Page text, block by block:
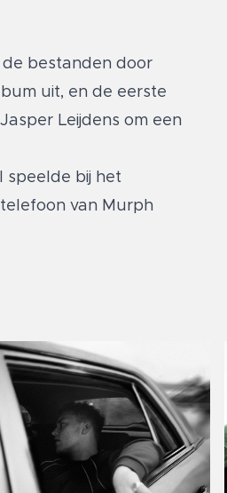
bestanden door
uit, en de eerste
Leijdens om een
speelde bij het
telefoon van Murph